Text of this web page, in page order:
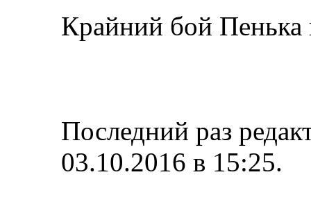
Крайний бой Пенька
Последний раз
03.10.2016 в 15:25.